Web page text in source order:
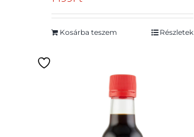
Kosárba teszem Részletek